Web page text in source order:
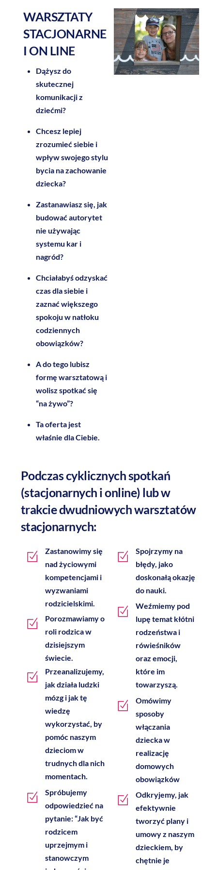
WARSZTATY
STACJONARNE
I ON LINE
Dążysz do
skutecznej
komunikacji z
dziećmi?
Chcesz lepiej
zrozumieć siebie i
wpływ swojego stylu
bycia na zachowanie
dziecka?
Zastanawiasz się, jak
budować autorytet
nie używając
systemu kar i
nagród?
Chciałabyś odzyskać
czas dla siebie i
zaznać większego
spokoju w natłoku
codziennych
obowiązków?
A do tego lubisz
formę warsztatową i
wolisz spotkać się
“na żywo”?
Ta oferta jest
właśnie dla Ciebie.
Podczas cyklicznych spotkań
(stacjonarnych i online) lub w
trakcie dwudniowych warsztatów
stacjonarnych:
Zastanowimy się
nad życiowymi
kompetencjami i
wyzwaniami
rodzicielskimi.
Porozmawiamy o
roli rodzica w
dzisiejszym
świecie.
Przeanalizujemy,
jak działa ludzki
mózg i jak tę
wiedzę
wykorzystać, by
pomóc naszym
dzieciom w
trudnych dla nich
momentach.
Spróbujemy
odpowiedzieć na
pytanie: “Jak być
rodzicem
uprzejmym i
stanowczym
Spojrzymy na
błędy, jako
doskonałą okazję
do nauki.
Weźmiemy pod
lupę temat kłótni
rodzeństwa i
rówieśników
oraz emocji,
które im
towarzyszą.
Omówimy
sposoby
włączania
dziecka w
realizację
domowych
obowiązków
Odkryjemy, jak
efektywnie
tworzyć plany i
umowy z naszym
dzieckiem, by
chętnie je